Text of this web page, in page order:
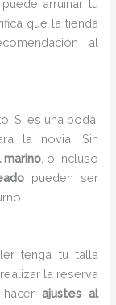
arruinar tu
que la tienda
al
Si es una boda,
la novia. Sin
marino , o incluso
pueden ser
tenga tu talla
la reserva
ajustes al